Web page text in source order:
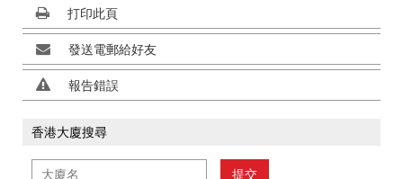
打印此頁
發送電郵給好友
報告錯誤
香港大廈搜尋
提交